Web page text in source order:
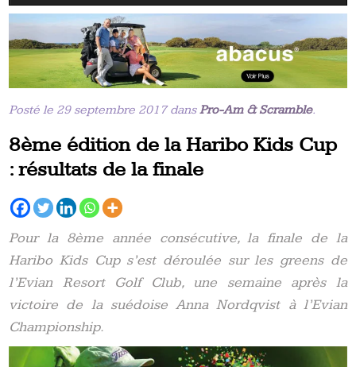
Posté le 29 septembre 2017 dansPro-Am & Scramble.
8ème édition de la Haribo Kids Cup
: résultats de la finale
Pour la 8ème année consécutive, la finale de la
Haribo Kids Cup s’est déroulée sur les greens de
l’Evian Resort Golf Club, une semaine après la
victoire de la suédoise Anna Nordqvist à l’Evian
Championship.